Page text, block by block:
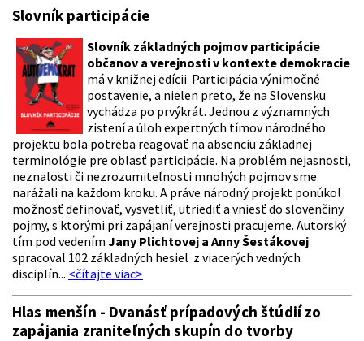
Slovník participácie
Slovník základných pojmov participácie
občanov a verejnosti v kontexte demokracie
má v knižnej edícii Participácia výnimočné
postavenie, a nielen preto, že na Slovensku
vychádza po prvýkrát. Jednou z významných
zistení a úloh expertných tímov národného
projektu bola potreba reagovať na absenciu základnej
terminológie pre oblasť participácie. Na problém nejasnosti,
neznalosti či nezrozumiteľnosti mnohých pojmov sme
narážali na každom kroku. A práve národný projekt ponúkol
možnosť definovať, vysvetliť, utriediť a vniesť do slovenčiny
pojmy, s ktorými pri zapájaní verejnosti pracujeme. Autorský
tím pod vedením Jany Plichtovej a Anny Šestákovej
spracoval 102 základných hesiel z viacerých vedných
disciplín... <čítajte viac>
Hlas menšín - Dvanásť prípadových štúdií zo
zapájania zraniteľných skupín do tvorby